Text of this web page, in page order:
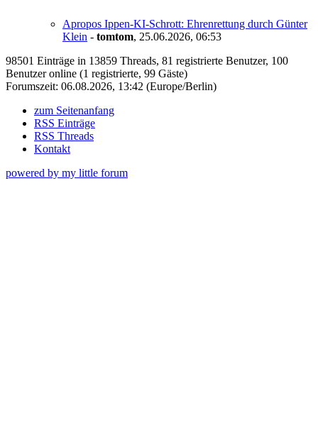
Apropos Ippen-KI-Schrott: Ehrenrettung durch Günter
Klein - tomtom, 25.06.2026, 06:53
98501 Einträge in 13859 Threads, 81 registrierte Benutzer, 100
Benutzer online (1 registrierte, 99 Gäste)
Forumszeit: 06.08.2026, 13:42 (Europe/Berlin)
zum Seitenanfang
RSS Einträge
RSS Threads
Kontakt
powered by my little forum